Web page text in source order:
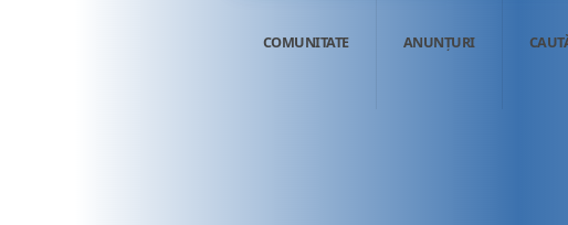
COMUNITATE ANUNȚURI